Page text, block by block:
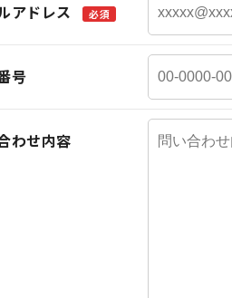
アドレス 必須
号
わせ内容